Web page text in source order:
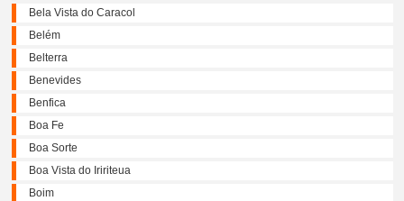
Bela Vista do Caracol
Belém
Belterra
Benevides
Benfica
Boa Fe
Boa Sorte
Boa Vista do Iririteua
Boim